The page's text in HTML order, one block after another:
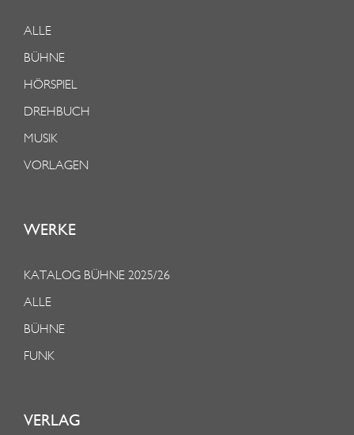
ALLE
BÜHNE
HÖRSPIEL
DREHBUCH
MUSIK
VORLAGEN
WERKE
KATALOG BÜHNE 2025/26
ALLE
BÜHNE
FUNK
VERLAG